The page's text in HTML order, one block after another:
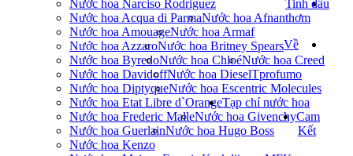
Nước hoa Narciso Rodriguez
Nước hoa Acqua di ParmaNước hoa Afnan
Nước hoa AmouageNước hoa Armaf
Nước hoa AzzaroNước hoa Britney Spears
Nước hoa ByredoNước hoa ChloéNước hoa Creed
Nước hoa DavidoffNước hoa Diesel
Nước hoa DiptyqueNước hoa Escentric Molecules
Nước hoa Etat Libre d`Orange
Nước hoa Frederic MalleNước hoa Givenchy
Nước hoa GuerlainNước hoa Hugo Boss
Nước hoa Kenzo
Tinh dầu
thơm
Về
Tprofumo
Tạp chí nước hoa
Cam
Kết